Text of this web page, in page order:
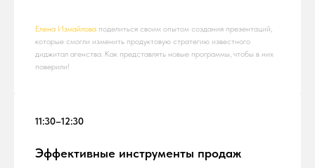
Елена Измайлова поделиться своим опытом создания презентаций,
которые смогли изменить продуктовую стратегию известного
диджитал агенства. Как представлять новые программы, чтобы в них
поверили!
11:30–12:30
Эффективные инструменты продаж